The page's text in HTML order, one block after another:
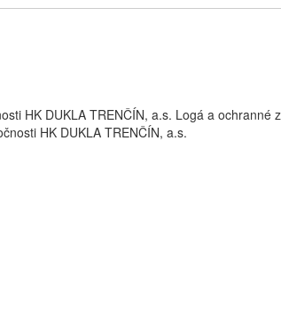
HK DUKLA TRENČÍN, a.s. Logá a ochranné
HK DUKLA TRENČÍN, a.s.